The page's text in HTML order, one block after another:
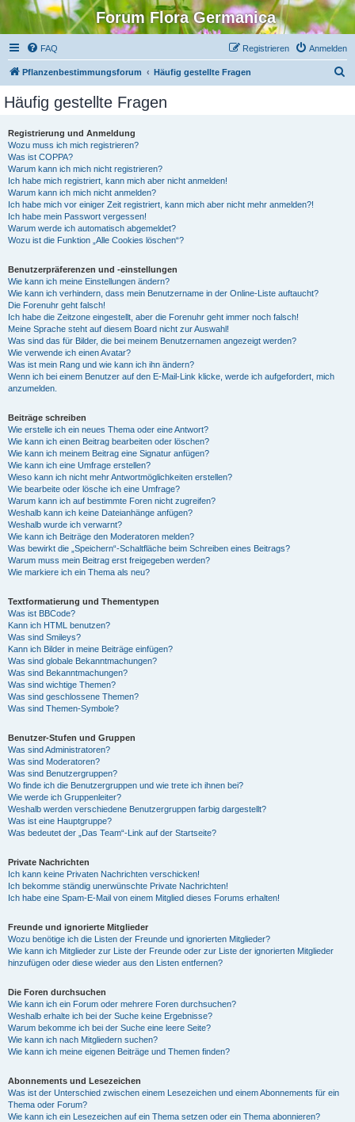
Forum Flora Germanica
FAQ Anmelden
Registrieren
Pflanzenbestimmungsforum Häufig gestellte Fragen
Häufig gestellte Fragen
Registrierung und Anmeldung
Wozu muss ich mich registrieren?
Was ist COPPA?
Warum kann ich mich nicht registrieren?
Ich habe mich registriert, kann mich aber nicht anmelden!
Warum kann ich mich nicht anmelden?
Ich habe mich vor einiger Zeit registriert, kann mich aber nicht mehr anmelden?!
Ich habe mein Passwort vergessen!
Warum werde ich automatisch abgemeldet?
Wozu ist die Funktion „Alle Cookies löschen“?
Benutzerpräferenzen und -einstellungen
Wie kann ich meine Einstellungen ändern?
Wie kann ich verhindern, dass mein Benutzername in der Online-Liste auftaucht?
Die Forenuhr geht falsch!
Ich habe die Zeitzone eingestellt, aber die Forenuhr geht immer noch falsch!
Meine Sprache steht auf diesem Board nicht zur Auswahl!
Was sind das für Bilder, die bei meinem Benutzernamen angezeigt werden?
Wie verwende ich einen Avatar?
Was ist mein Rang und wie kann ich ihn ändern?
Wenn ich bei einem Benutzer auf den E-Mail-Link klicke, werde ich aufgefordert, mich
anzumelden.
Beiträge schreiben
Wie erstelle ich ein neues Thema oder eine Antwort?
Wie kann ich einen Beitrag bearbeiten oder löschen?
Wie kann ich meinem Beitrag eine Signatur anfügen?
Wie kann ich eine Umfrage erstellen?
Wieso kann ich nicht mehr Antwortmöglichkeiten erstellen?
Wie bearbeite oder lösche ich eine Umfrage?
Warum kann ich auf bestimmte Foren nicht zugreifen?
Weshalb kann ich keine Dateianhänge anfügen?
Weshalb wurde ich verwarnt?
Wie kann ich Beiträge den Moderatoren melden?
Was bewirkt die „Speichern“-Schaltfläche beim Schreiben eines Beitrags?
Warum muss mein Beitrag erst freigegeben werden?
Wie markiere ich ein Thema als neu?
Textformatierung und Thementypen
Was ist BBCode?
Kann ich HTML benutzen?
Was sind Smileys?
Kann ich Bilder in meine Beiträge einfügen?
Was sind globale Bekanntmachungen?
Was sind Bekanntmachungen?
Was sind wichtige Themen?
Was sind geschlossene Themen?
Was sind Themen-Symbole?
Benutzer-Stufen und Gruppen
Was sind Administratoren?
Was sind Moderatoren?
Was sind Benutzergruppen?
Wo finde ich die Benutzergruppen und wie trete ich ihnen bei?
Wie werde ich Gruppenleiter?
Weshalb werden verschiedene Benutzergruppen farbig dargestellt?
Was ist eine Hauptgruppe?
Was bedeutet der „Das Team“-Link auf der Startseite?
Private Nachrichten
Ich kann keine Privaten Nachrichten verschicken!
Ich bekomme ständig unerwünschte Private Nachrichten!
Ich habe eine Spam-E-Mail von einem Mitglied dieses Forums erhalten!
Freunde und ignorierte Mitglieder
Wozu benötige ich die Listen der Freunde und ignorierten Mitglieder?
Wie kann ich Mitglieder zur Liste der Freunde oder zur Liste der ignorierten Mitglieder
hinzufügen oder diese wieder aus den Listen entfernen?
Die Foren durchsuchen
Wie kann ich ein Forum oder mehrere Foren durchsuchen?
Weshalb erhalte ich bei der Suche keine Ergebnisse?
Warum bekomme ich bei der Suche eine leere Seite?
Wie kann ich nach Mitgliedern suchen?
Wie kann ich meine eigenen Beiträge und Themen finden?
Abonnements und Lesezeichen
Was ist der Unterschied zwischen einem Lesezeichen und einem Abonnements für ein
Thema oder Forum?
Wie kann ich ein Lesezeichen auf ein Thema setzen oder ein Thema abonnieren?